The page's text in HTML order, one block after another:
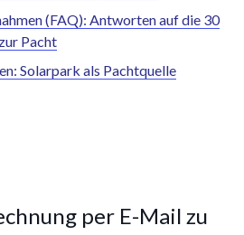
(FAQ): Antworten auf die 30
Pacht
Solarpark als Pachtquelle
per E-Mail zu